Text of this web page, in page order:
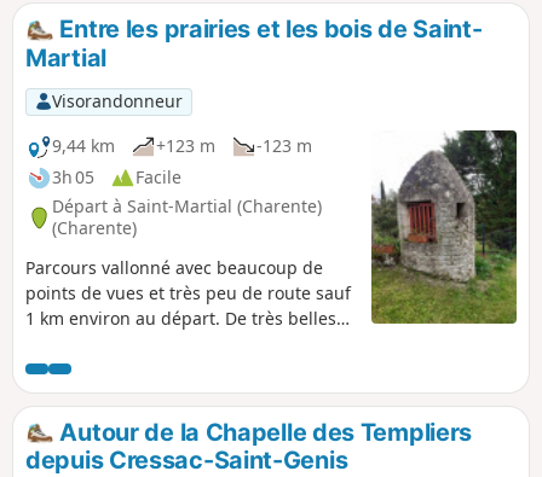
Entre les prairies et les bois de Saint-
Martial
Visorandonneur
9,44 km
+123 m
-123 m
3h 05
Facile
Départ à Saint-Martial (Charente)
(Charente)
Parcours vallonné avec beaucoup de
points de vues et très peu de route sauf
1 km environ au départ. De très belles
puits remarquables et beaucoup de
bovins, des prairies et des bois.
Autour de la Chapelle des Templiers
depuis Cressac-Saint-Genis